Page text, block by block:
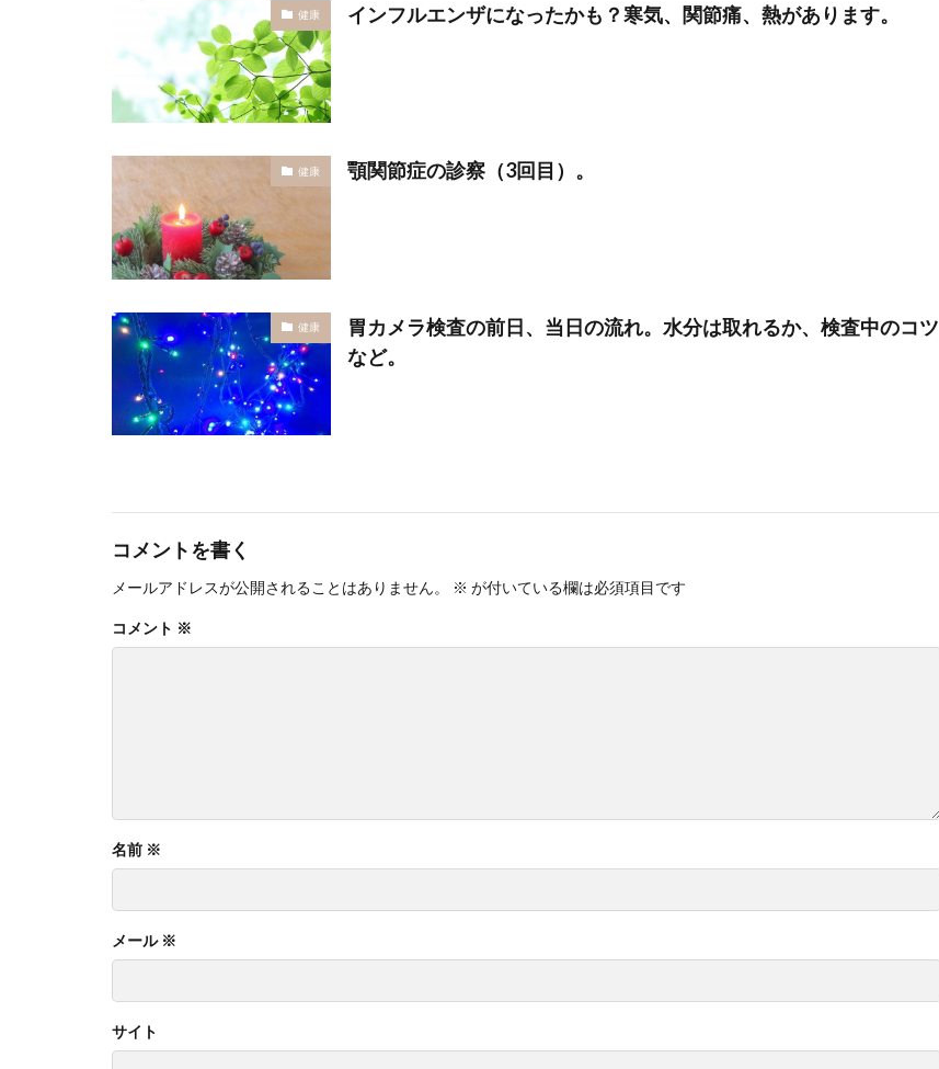
健康 インフルエンザになったかも？寒気、関節痛、熱があります。
健康 顎関節症の診察（3回目）。
健康
胃カメラ検査の前日、当日の流れ。水分は取れるか、検査中のコツ
など。
コメントを書く
メールアドレスが公開されることはありません。 ※ が付いている欄は必須項目です
コメント ※
名前 ※
メール ※
サイト